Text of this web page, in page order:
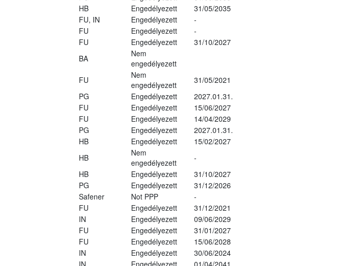
HB Engedélyezett
31/05/2035
FU, IN Engedélyezett
-
FU Engedélyezett
-
FU Engedélyezett
31/10/2027
BA
Nem
engedélyezett
FU
Nem
engedélyezett
31/05/2021
PG Engedélyezett
2027.01.31.
FU Engedélyezett
15/06/2027
FU Engedélyezett
14/04/2029
PG Engedélyezett
2027.01.31.
HB Engedélyezett
15/02/2027
HB
Nem
engedélyezett
-
HB Engedélyezett
31/10/2027
PG Engedélyezett
31/12/2026
Safener Not PPP
-
FU Engedélyezett
31/12/2021
IN Engedélyezett
09/06/2029
FU Engedélyezett
31/01/2027
FU Engedélyezett
15/06/2028
IN Engedélyezett
30/06/2024
IN Engedélyezett
01/04/2041